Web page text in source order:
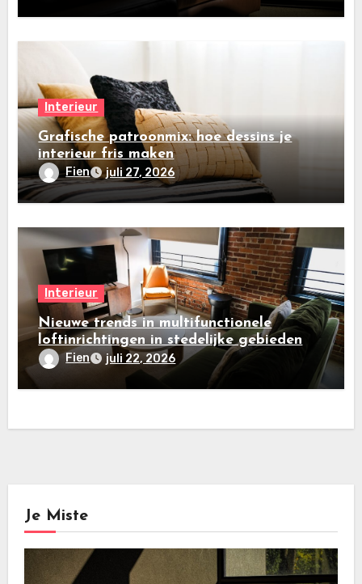
Interieur
Grafische patroonmix: hoe dessins je
interieur fris maken
Fien juli 27, 2026
Interieur
Nieuwe trends in multifunctionele
loftinrichtingen in stedelijke gebieden
Fien juli 22, 2026
Je Miste